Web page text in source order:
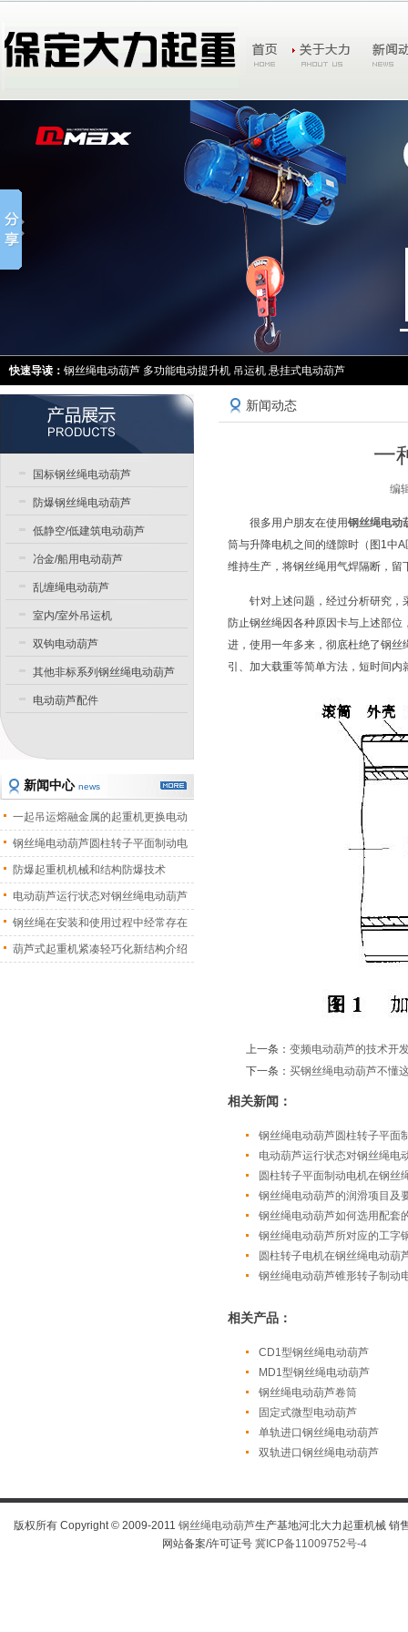
快速导读： 钢丝绳电动葫芦 多功能电动提升机 吊运机 悬挂式电动葫芦
新闻动态
一
编
很多用户朋友在使用钢丝绳电动
筒与升降电机之间的缝隙时（图1中
维持生产，将钢丝绳用气焊隔断，
针对上述问题，经过分析研究
防止钢丝绳因各种原因卡与上述部
进，使用一年多来，彻底杜绝了钢
引、加大载重等简单方法，短时间
上一条： 变频电动葫芦的技术开
下一条： 买钢丝绳电动葫芦不懂
相关新闻：
钢丝绳电动葫芦圆柱转子平面
电动葫芦运行状态对钢丝绳电
圆柱转子平面制动电机在钢丝
钢丝绳电动葫芦的润滑项目及
钢丝绳电动葫芦如何选用配套
钢丝绳电动葫芦所对应的工字
圆柱转子电机在钢丝绳电动葫
钢丝绳电动葫芦锥形转子制动
相关产品：
CD1型钢丝绳电动葫芦
MD1型钢丝绳电动葫芦
钢丝绳电动葫芦卷筒
固定式微型电动葫芦
单轨进口钢丝绳电动葫芦
双轨进口钢丝绳电动葫芦
国标钢丝绳电动葫芦
防爆钢丝绳电动葫芦
低静空/低建筑电动葫芦
冶金/船用电动葫芦
乱缠绳电动葫芦
室内/室外吊运机
双钩电动葫芦
其他非标系列钢丝绳电动葫芦
电动葫芦配件
新闻中心 news
一起吊运熔融金属的起重机更换电动
葫 钢丝绳电动葫芦圆柱转子平面制动电
机
防爆起重机机械和结构防爆技术
电动葫芦运行状态对钢丝绳电动葫芦
振 钢丝绳在安装和使用过程中经常存在
的 葫芦式起重机紧凑轻巧化新结构介绍
版权所有 Copyright © 2009-2011 钢丝绳电动葫芦生产基地河北大力起重机械 销
网站备案/许可证号 冀ICP备11009752号-4